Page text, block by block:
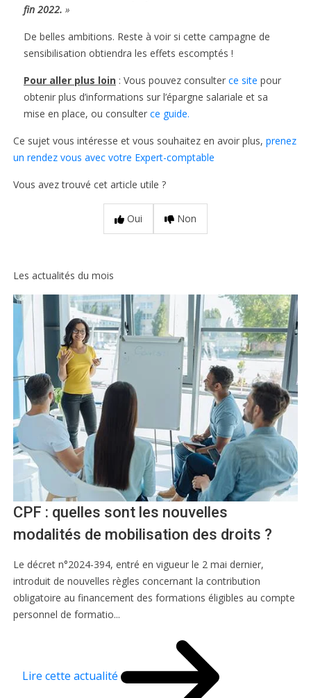
fin 2022. »
De belles ambitions. Reste à voir si cette campagne de
sensibilisation obtiendra les effets escomptés !
Pour aller plus loin : Vous pouvez consulter ce site pour
obtenir plus d’informations sur l’épargne salariale et sa
mise en place, ou consulter ce guide.
Ce sujet vous intéresse et vous souhaitez en avoir plus, prenez
un rendez vous avec votre Expert-comptable
Vous avez trouvé cet article utile ?
Oui Non
Les actualités du mois
CPF : quelles sont les nouvelles
modalités de mobilisation des droits ?
Le décret n°2024-394, entré en vigueur le 2 mai dernier,
introduit de nouvelles règles concernant la contribution
obligatoire au financement des formations éligibles au compte
personnel de formatio...
Lire cette actualité